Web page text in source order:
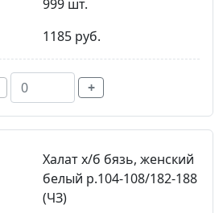
999 шт.
1185 руб.
+
Халат х/б бязь, женский
белый р.104-108/182-188
(ЧЗ)